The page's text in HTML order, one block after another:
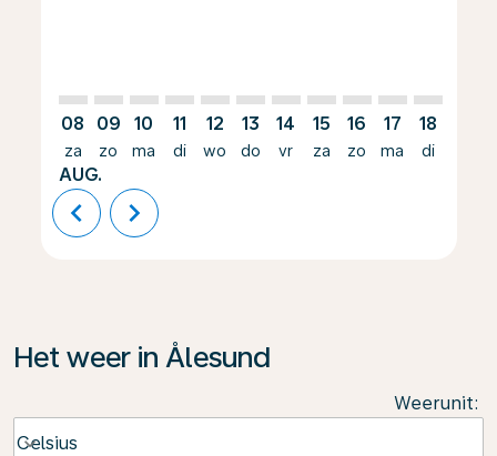
08
za
AUG.
09
zo
10
ma
11
di
12
wo
13
do
14
vr
15
za
16
zo
17
ma
18
di
chevron_left chevron_right
Het weer in Ålesund
Weerunit:
Celsius
keyboard_arrow_down